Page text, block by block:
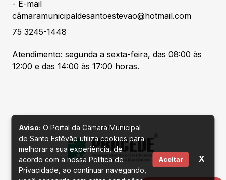
- E-mail
câmaramunicipaldesantoestevao@hotmail.com
75 3245-1448
Atendimento: segunda a sexta-feira, das 08:00 às
12:00 e das 14:00 às 17:00 horas.
Desenvolvido por
Aviso: O Portal da Câmara Municipal
de Santo Estêvão utiliza cookies para
melhorar a sua experiência, de
acordo com a nossa Política de
Privacidade, ao continuar navegando,
Aceitar X